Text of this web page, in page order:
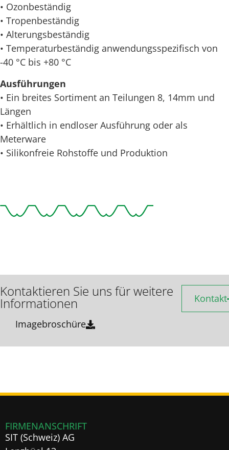
• Ozonbeständig
• Tropenbeständig
• Alterungsbeständig
• Temperaturbeständig anwendungsspezifisch von
-40 °C bis +80 °C
Ausführungen
• Ein breites Sortiment an Teilungen 8, 14mm und
Längen
• Erhältlich in endloser Ausführung oder als
Meterware
• Silikonfreie Rohstoffe und Produktion
Kontaktieren Sie uns für weitere
Informationen Kontakt
Imagebroschüre
FIRMENANSCHRIFT
SIT (Schweiz) AG